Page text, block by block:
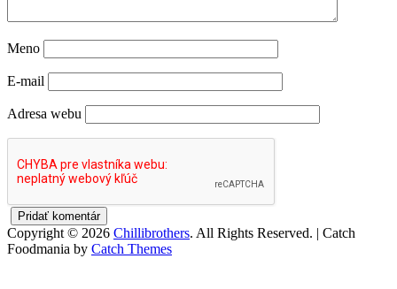
Meno
E-mail
Adresa webu
Copyright © 2026 Chillibrothers. All Rights Reserved. | Catch
Foodmania by Catch Themes